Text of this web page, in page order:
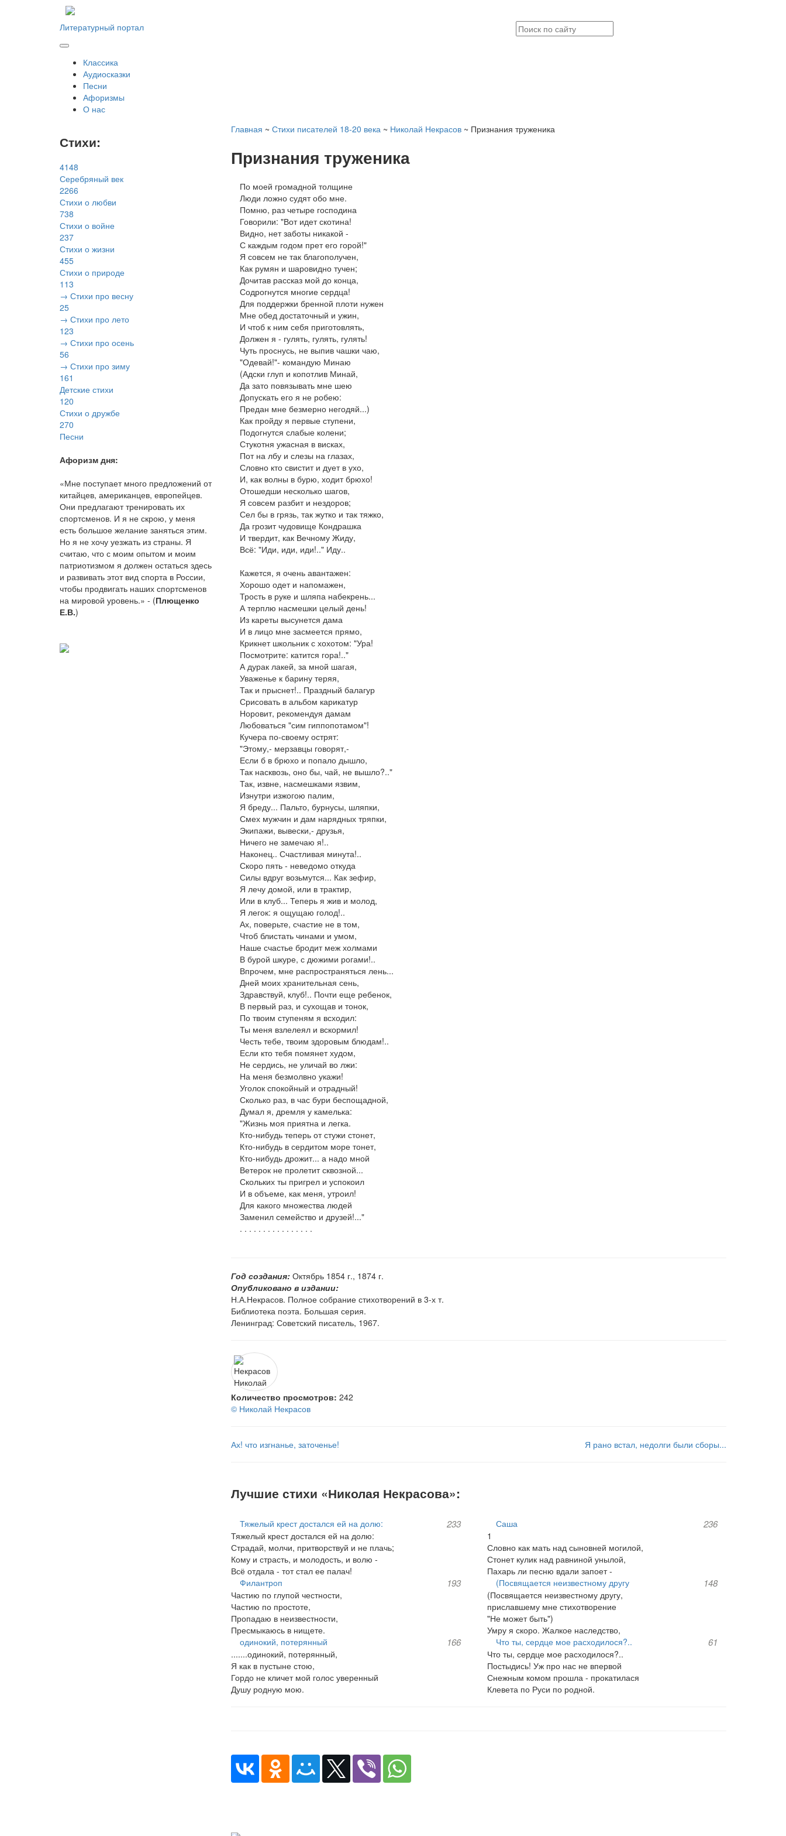
Литературный портал
Классика
Аудиосказки
Песни
Афоризмы
О нас
Главная ~ Стихи писателей 18-20 века~ Николай Некрасов~ Признания труженика
Признания труженика
По моей громадной толщине
Люди ложно судят обо мне.
Помню, раз четыре господина
Говорили: "Вот идет скотина!
Видно, нет заботы никакой -
С каждым годом прет его горой!"
Я совсем не так благополучен,
Как румян и шаровидно тучен;
Дочитав рассказ мой до конца,
Содрогнутся многие сердца!
Для поддержки бренной плоти нужен
Мне обед достаточный и ужин,
И чтоб к ним себя приготовлять,
Должен я - гулять, гулять, гулять!
Чуть проснусь, не выпив чашки чаю,
"Одевай!"- командую Минаю
(Адски глуп и копотлив Минай,
Да зато повязывать мне шею
Допускать его я не робею:
Предан мне безмерно негодяй...)
Как пройду я первые ступени,
Подогнутся слабые колени;
Стукотня ужасная в висках,
Пот на лбу и слезы на глазах,
Словно кто свистит и дует в ухо,
И, как волны в бурю, ходит брюхо!
Отошедши несколько шагов,
Я совсем разбит и нездоров;
Сел бы в грязь, так жутко и так тяжко,
Да грозит чудовище Кондрашка
И твердит, как Вечному Жиду,
Всё: "Иди, иди, иди!.." Иду..
Кажется, я очень авантажен:
Хорошо одет и напомажен,
Трость в руке и шляпа набекрень...
А терплю насмешки целый день!
Из кареты высунется дама
И в лицо мне засмеется прямо,
Крикнет школьник с хохотом: "Ура!
Посмотрите: катится гора!.."
А дурак лакей, за мной шагая,
Уваженье к барину теряя,
Так и прыснет!.. Праздный балагур
Срисовать в альбом карикатур
Норовит, рекомендуя дамам
Любоваться "сим гиппопотамом"!
Кучера по-своему острят:
"Этому,- мерзавцы говорят,-
Если б в брюхо и попало дышло,
Так насквозь, оно бы, чай, не вышло?.."
Так, извне, насмешками язвим,
Изнутри изжогою палим,
Я бреду... Пальто, бурнусы, шляпки,
Смех мужчин и дам нарядных тряпки,
Экипажи, вывески,- друзья,
Ничего не замечаю я!..
Наконец.. Счастливая минута!..
Скоро пять - неведомо откуда
Силы вдруг возьмутся... Как зефир,
Я лечу домой, или в трактир,
Или в клуб... Теперь я жив и молод,
Я легок: я ощущаю голод!..
Ах, поверьте, счастие не в том,
Чтоб блистать чинами и умом,
Наше счастье бродит меж холмами
В бурой шкуре, с дюжими рогами!..
Впрочем, мне распространяться лень...
Дней моих хранительная сень,
Здравствуй, клуб!.. Почти еще ребенок,
В первый раз, и сухощав и тонок,
По твоим ступеням я всходил:
Ты меня взлелеял и вскормил!
Честь тебе, твоим здоровым блюдам!..
Если кто тебя помянет худом,
Не сердись, не уличай во лжи:
На меня безмолвно укажи!
Уголок спокойный и отрадный!
Сколько раз, в час бури беспощадной,
Думал я, дремля у камелька:
"Жизнь моя приятна и легка.
Кто-нибудь теперь от стужи стонет,
Кто-нибудь в сердитом море тонет,
Кто-нибудь дрожит... а надо мной
Ветерок не пролетит сквозной...
Скольких ты пригрел и успокоил
И в объеме, как меня, утроил!
Для какого множества людей
Заменил семейство и друзей!..."
. . . . . . . . . . . . . . . .
Год создания:Октябрь 1854 г., 1874 г.
Опубликовано в издании:
Н.А.Некрасов. Полное собрание стихотворений в 3-х т.
Библиотека поэта. Большая серия.
Ленинград: Советский писатель, 1967.
Количество просмотров: 242
© Николай Некрасов
Ах! что изгнанье, заточенье! Я рано встал, недолги были сборы...
Лучшие стихи «Николая Некрасова»:
Тяжелый крест достался ей на долю: 233
Тяжелый крест достался ей на долю:
Страдай, молчи, притворствуй и не плачь;
Кому и страсть, и молодость, и волю -
Всё отдала - тот стал ее палач!
Саша 236
1
Словно как мать над сыновней могилой,
Стонет кулик над равниной унылой,
Пахарь ли песню вдали запоет -
Филантроп
193
Частию по глупой честности,
Частию по простоте,
Пропадаю в неизвестности,
Пресмыкаюсь в нищете.
(Посвящается неизвестному другу 148
(Посвящается неизвестному другу,
приславшему мне стихотворение
"Не может быть")
Умру я скоро. Жалкое наследство,
одинокий, потерянный
166
.......одинокий, потерянный,
Я как в пустыне стою,
Гордо не кличет мой голос уверенный
Душу родную мою.
Что ты, сердце мое расходилося?.. 61
Что ты, сердце мое расходилося?..
Постыдись! Уж про нас не впервой
Снежным комом прошла - прокатилася
Клевета по Руси по родной.
Стихи:
4148
Серебряный век
2266
Стихи о любви
738
Стихи о войне
237
Стихи о жизни
455
Стихи о природе
113
→ Стихи про весну
25
→ Стихи про лето
123
→ Стихи про осень
56
→ Стихи про зиму
161
Детские стихи
120
Стихи о дружбе
270
Песни
Афоризм дня:
«Мне поступает много предложений от
китайцев, американцев, европейцев.
Они предлагают тренировать их
спортсменов. И я не скрою, у меня
есть большое желание заняться этим.
Но я не хочу уезжать из страны. Я
считаю, что с моим опытом и моим
патриотизмом я должен остаться здесь
и развивать этот вид спорта в России,
чтобы продвигать наших спортсменов
на мировой уровень.» - (Плющенко
Е.В.)